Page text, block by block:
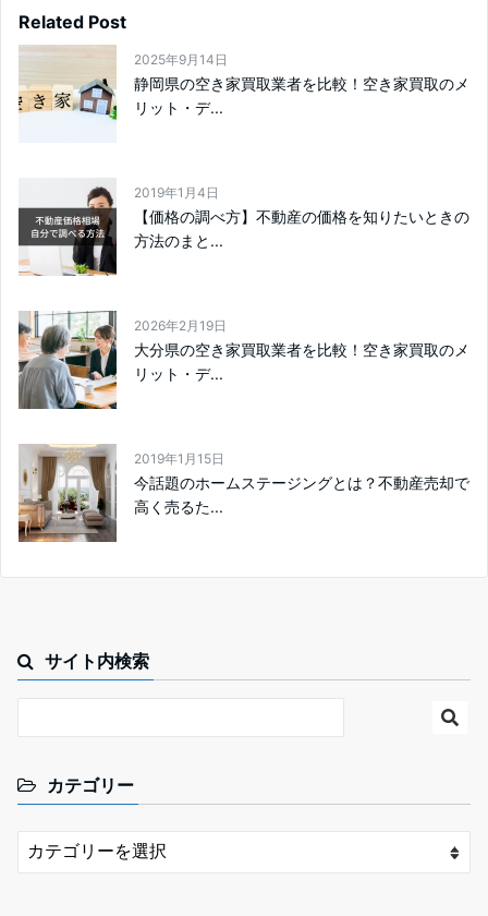
Related Post
2025年9月14日
静岡県の空き家買取業者を比較！空き家買取のメ
リット・デ...
2019年1月4日
【価格の調べ方】不動産の価格を知りたいときの
方法のまと...
2026年2月19日
大分県の空き家買取業者を比較！空き家買取のメ
リット・デ...
2019年1月15日
今話題のホームステージングとは？不動産売却で
高く売るた...
サイト内検索
カテゴリー